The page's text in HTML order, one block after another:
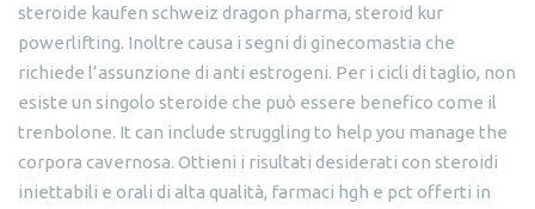
steroide kaufen schweiz dragon pharma, steroid kur
powerlifting. Inoltre causa i segni di ginecomastia che
richiede l’assunzione di anti estrogeni. Per i cicli di taglio, non
esiste un singolo steroide che può essere benefico come il
trenbolone. It can include struggling to help you manage the
corpora cavernosa. Ottieni i risultati desiderati con steroidi
iniettabili e orali di alta qualità, farmaci hgh e pct offerti in